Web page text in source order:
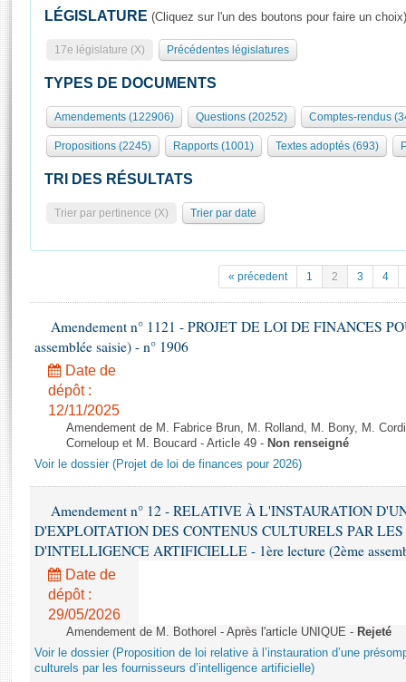
Présidence
577 députés
Groupes politiques
Séance publique
Commissions et autres organes
Europe et International
Pétitions
Projets de loi
Propositions de loi
Amendements
Textes adoptés
Rapports d'information
Rapports d'enquête
Rapports sur l'application des lois
Baromètre de l’application des lois
Dossiers législatifs
Budget et sécurité sociale
Questions écrites et orales
Comptes rendus des débats
Rôle et pouvoirs de l'Assemblée
Organisation de l'Assemblée
Présidence Conférence des Présidents Bureau Collège des
Statistiques et chiffres clés
( Constitution | Règlement de l'Assemblée ... )
Juniors
Anciennes législatures
Liens vers les sites publics
Visiter l'Assemblée
Visite virtuelle du palais Bourbon
Assister à une séance
Contacts et plan d'accès
Photos libres de droit
LÉGISLATURE (Cliquez sur l'un des boutons pour faire un choix)
17e législature (X) Précédentes législatures
TYPES DE DOCUMENTS
Amendements (122906) Questions (20252) Comptes-rendus
Propositions (2245) Rapports (1001) Textes adoptés (693)
TRI DES RÉSULTATS
Trier par pertinence (X) Trier par date
« précedent 1 2 3 4
Amendement n° 1121 - PROJET DE LOI DE FINANCES
assemblée saisie) - n° 1906
Date de
dépôt :
12/11/2025
Amendement de M. Fabrice Brun, M. Rolland, M. Bony, M.
Corneloup et M. Boucard - Article 49 - Non renseigné
Voir le dossier (Projet de loi de finances pour 2026)
Amendement n° 12 - RELATIVE À L'INSTAURATION
D'EXPLOITATION DES CONTENUS CULTURELS PAR LES
D'INTELLIGENCE ARTIFICIELLE - 1ère lecture (2ème
Date de
dépôt :
29/05/2026
Amendement de M. Bothorel - Après l'article UNIQUE - Rejeté
Voir le dossier (Proposition de loi relative à l’instauration d’une
culturels par les fournisseurs d’intelligence artificielle)